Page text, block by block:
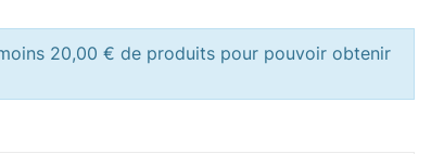
20,00 € de produits pour pouvoir obtenir